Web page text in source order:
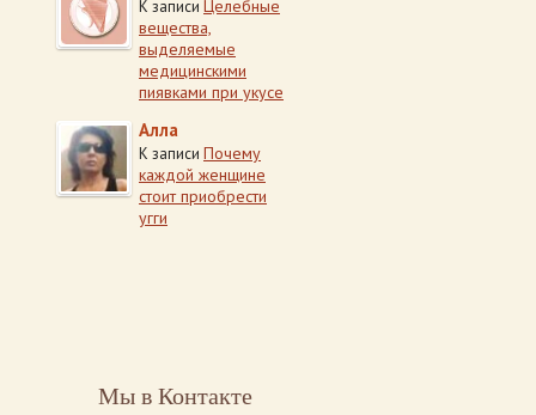
К записи Целебные
вещества,
выделяемые
медицинскими
пиявками при укусе
Алла
К записи Почему
каждой женщине
стоит приобрести
угги
Мы в Контакте